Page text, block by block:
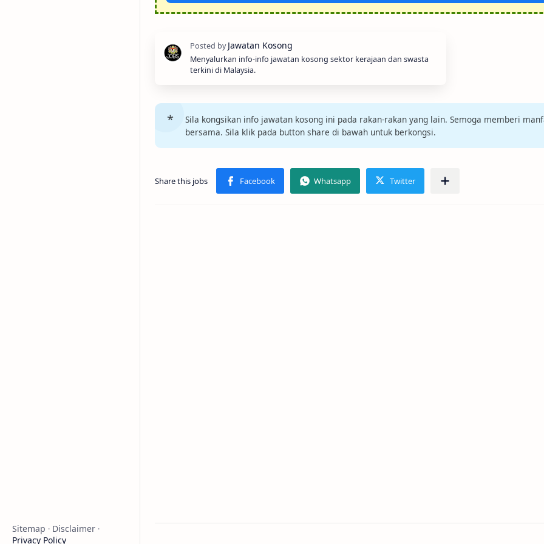
Sitemap
Disclaimer
Privacy Policy
Menyalurkan info-info jawatan kosong sektor kerajaan dan swasta
terkini di Malaysia.
Sila kongsikan info jawatan kosong ini pada rakan-rakan yang lain. Semoga memberi
bersama. Sila klik pada button share di bawah untuk berkongsi.